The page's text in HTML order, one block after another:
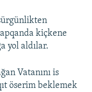
sürgünlikten
kiçkene
yol aldılar.
Vatanını is
öserim beklemek